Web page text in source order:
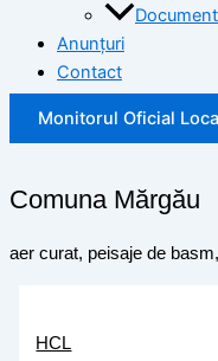
Anunțuri
Contact
Monitorul Oficial
Comuna Mărgău
aer curat, peisaje de
HCL